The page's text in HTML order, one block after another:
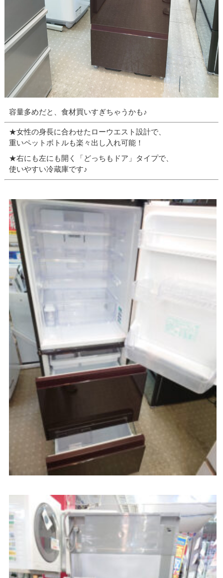
容量多めだと、食材買いすぎちゃうかも♪
★女性の身長に合わせたローウエスト設計で、
重いペットボトルも楽々出し入れ可能！
★右にも左にも開く「どっちもドア」タイプで、
使いやすい冷蔵庫です♪